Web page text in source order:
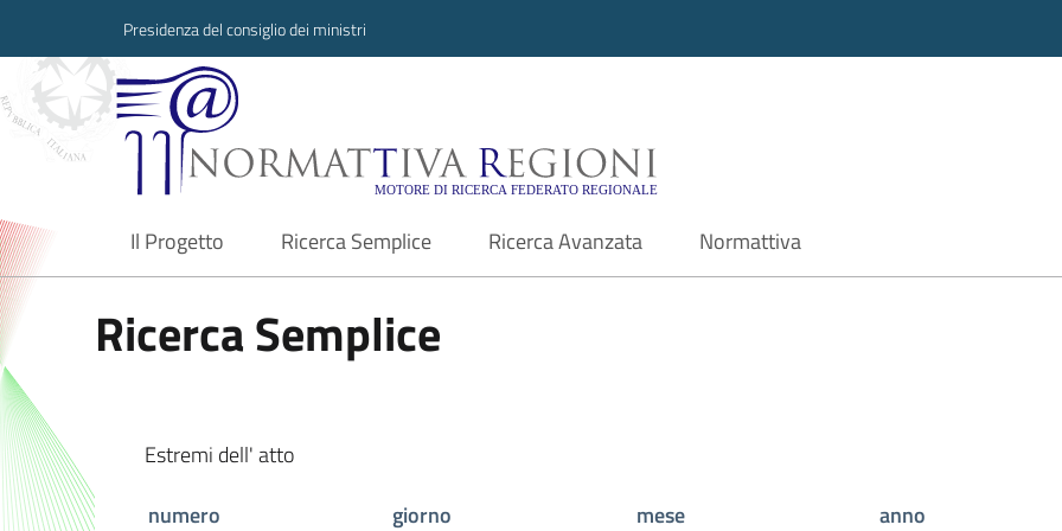
Presidenza del consiglio dei ministri
Normattiva Regioni - Motore di ricerca
Il Progetto
current Ricerca Semplice Ricerca Avanzata Normattiva
Ricerca Semplice
Estremi dell' atto
numero
giorno mese
anno